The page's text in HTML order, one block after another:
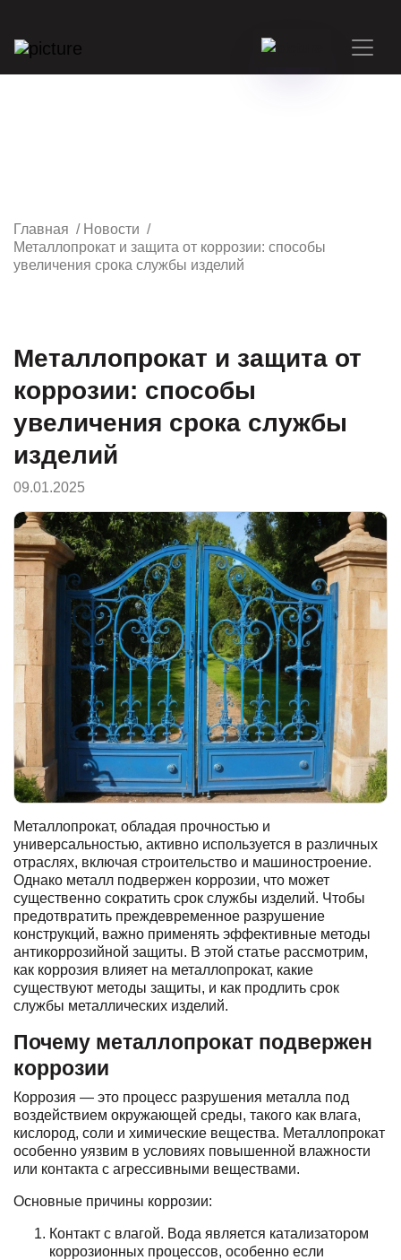
Главная / Новости /
Металлопрокат и защита от коррозии: способы
увеличения срока службы изделий
Металлопрокат и защита от
коррозии: способы
увеличения срока службы
изделий
09.01.2025
Металлопрокат, обладая прочностью и
универсальностью, активно используется в различных
отраслях, включая строительство и машиностроение.
Однако металл подвержен коррозии, что может
существенно сократить срок службы изделий. Чтобы
предотвратить преждевременное разрушение
конструкций, важно применять эффективные методы
антикоррозийной защиты. В этой статье рассмотрим,
как коррозия влияет на металлопрокат, какие
существуют методы защиты, и как продлить срок
службы металлических изделий.
Почему металлопрокат подвержен
коррозии
Коррозия — это процесс разрушения металла под
воздействием окружающей среды, такого как влага,
кислород, соли и химические вещества. Металлопрокат
особенно уязвим в условиях повышенной влажности
или контакта с агрессивными веществами.
Основные причины коррозии:
Контакт с влагой. Вода является катализатором
коррозионных процессов, особенно если